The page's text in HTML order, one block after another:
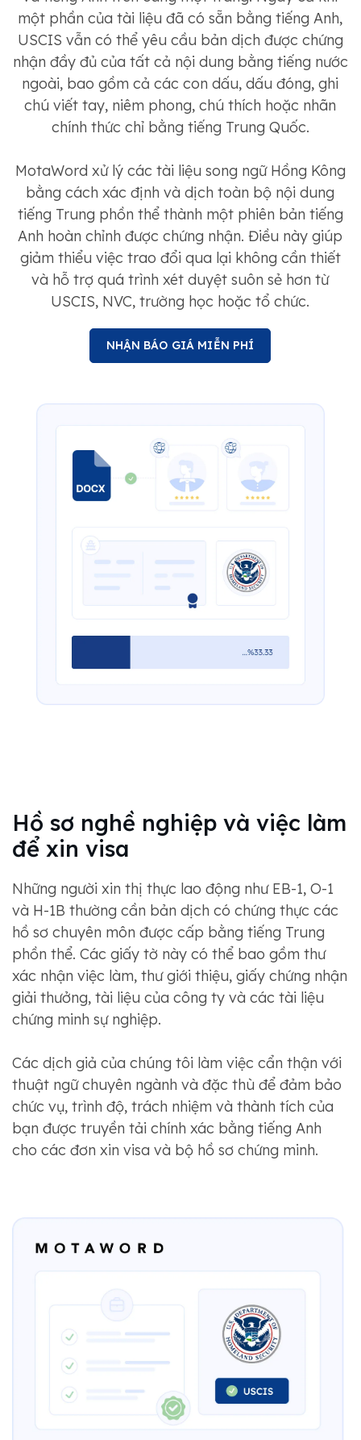
một phần của tài liệu đã có sẵn bằng tiếng Anh,
USCIS vẫn có thể yêu cầu bản dịch được chứng
nhận đầy đủ của tất cả nội dung bằng tiếng nước
ngoài, bao gồm cả các con dấu, dấu đóng, ghi
chú viết tay, niêm phong, chú thích hoặc nhãn
chính thức chỉ bằng tiếng Trung Quốc.
MotaWord xử lý các tài liệu song ngữ Hồng Kông
bằng cách xác định và dịch toàn bộ nội dung
tiếng Trung phồn thể thành một phiên bản tiếng
Anh hoàn chỉnh được chứng nhận. Điều này giúp
giảm thiểu việc trao đổi qua lại không cần thiết
và hỗ trợ quá trình xét duyệt suôn sẻ hơn từ
USCIS, NVC, trường học hoặc tổ chức.
NHẬN BÁO GIÁ MIỄN PHÍ
Hồ sơ nghề nghiệp và việc làm
để xin visa
Những người xin thị thực lao động như EB-1, O-1
và H-1B thường cần bản dịch có chứng thực các
hồ sơ chuyên môn được cấp bằng tiếng Trung
phồn thể. Các giấy tờ này có thể bao gồm thư
xác nhận việc làm, thư giới thiệu, giấy chứng nhận
giải thưởng, tài liệu của công ty và các tài liệu
chứng minh sự nghiệp.
Các dịch giả của chúng tôi làm việc cẩn thận với
thuật ngữ chuyên ngành và đặc thù để đảm bảo
chức vụ, trình độ, trách nhiệm và thành tích của
bạn được truyền tải chính xác bằng tiếng Anh
cho các đơn xin visa và bộ hồ sơ chứng minh.